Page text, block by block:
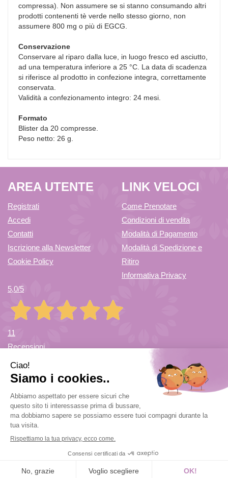
compressa). Non assumere se si stanno consumando altri
prodotti contenenti tè verde nello stesso giorno, non
assumere 800 mg o più di EGCG.
Conservazione
Conservare al riparo dalla luce, in luogo fresco ed asciutto,
ad una temperatura inferiore a 25 °C. La data di scadenza
si riferisce al prodotto in confezione integra, correttamente
conservata.
Validità a confezionamento integro: 24 mesi.
Formato
Blister da 20 compresse.
Peso netto: 26 g.
AREA UTENTE
Registrati
Accedi
Contatti
Iscrizione alla Newsletter
Cookie Policy
LINK VELOCI
Come Prenotare
Condizioni di vendita
Modalità di Pagamento
Modalità di Spedizione e
Ritiro
Informativa Privacy
5,0/5
11
Recensioni
Farmacia di Cuvio Sas- via Vittorio Veneto 12/a 21030 Cuvio
(VA)
info@farmaciadicuvio.it (per info ordini) -
farmaciadicuvio@gmail.com (per info farmacia)
0332.624208| P.Iva: 03656220120 | Numero R.E.A.: VA369153
Powered by Prenofa Web Design Fulcri srl